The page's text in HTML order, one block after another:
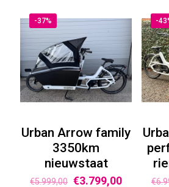
-37%
Urban Arrow family
3350km
nieuwstaat
€5.999,00 €3.799,00
-
€